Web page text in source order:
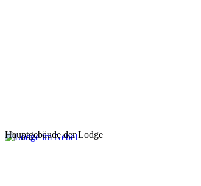
Hauptgebäude der Lodge